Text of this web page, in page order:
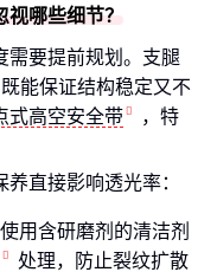
哪些细节？
需要提前规划。支腿
能保证结构稳定又不
式高空安全带
，特
直接影响透光率：
用含研磨剂的清洁剂
处理，防止裂纹扩散